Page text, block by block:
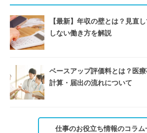
【最新】年収の壁とは？見直
しない働き方を解説
ベースアップ評価料とは？医
計算・届出の流れについて
仕事のお役立ち情報のコラム